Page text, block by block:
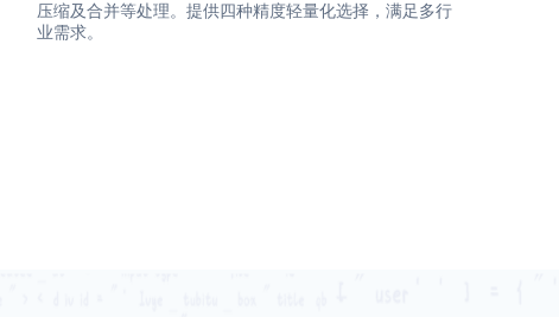
压缩及合并等处理。提供四种精度轻量化选择，满足多行
业需求。